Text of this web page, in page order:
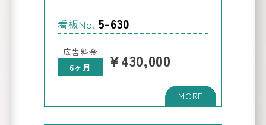
看板No. 5-630
広告料金
6ヶ月
¥430,000